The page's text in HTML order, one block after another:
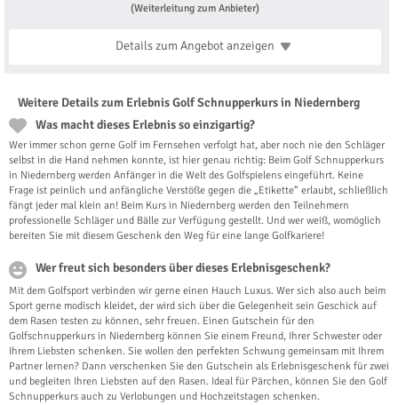
(Weiterleitung zum Anbieter)
Details zum Angebotanzeigen
Weitere Details zum Erlebnis Golf Schnupperkurs in Niedernberg
Was macht dieses Erlebnis so einzigartig?
Wer immer schon gerne Golf im Fernsehen verfolgt hat, aber noch nie den Schläger
selbst in die Hand nehmen konnte, ist hier genau richtig: Beim Golf Schnupperkurs
in Niedernberg werden Anfänger in die Welt des Golfspielens eingeführt. Keine
Frage ist peinlich und anfängliche Verstöße gegen die „Etikette“ erlaubt, schließlich
fängt jeder mal klein an! Beim Kurs in Niedernberg werden den Teilnehmern
professionelle Schläger und Bälle zur Verfügung gestellt. Und wer weiß, womöglich
bereiten Sie mit diesem Geschenk den Weg für eine lange Golfkariere!
Wer freut sich besonders über dieses Erlebnisgeschenk?
Mit dem Golfsport verbinden wir gerne einen Hauch Luxus. Wer sich also auch beim
Sport gerne modisch kleidet, der wird sich über die Gelegenheit sein Geschick auf
dem Rasen testen zu können, sehr freuen. Einen Gutschein für den
Golfschnupperkurs in Niedernberg können Sie einem Freund, Ihrer Schwester oder
Ihrem Liebsten schenken. Sie wollen den perfekten Schwung gemeinsam mit Ihrem
Partner lernen? Dann verschenken Sie den Gutschein als Erlebnisgeschenk für zwei
und begleiten Ihren Liebsten auf den Rasen. Ideal für Pärchen, können Sie den Golf
Schnupperkurs auch zu Verlobungen und Hochzeitstagen schenken.